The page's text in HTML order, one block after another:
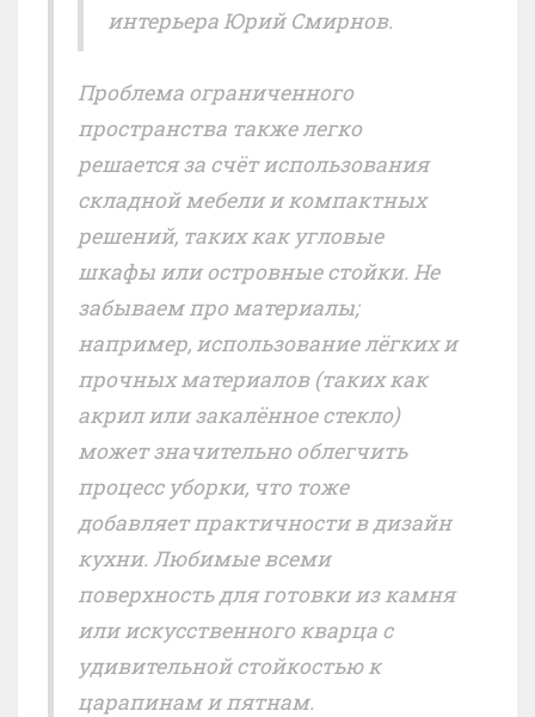
интерьера Юрий Смирнов.
Проблема ограниченного
пространства также легко
решается за счёт использования
складной мебели и компактных
решений, таких как угловые
шкафы или островные стойки. Не
забываем про материалы;
например, использование лёгких и
прочных материалов (таких как
акрил или закалённое стекло)
может значительно облегчить
процесс уборки, что тоже
добавляет практичности в дизайн
кухни. Любимые всеми
поверхность для готовки из камня
или искусственного кварца с
удивительной стойкостью к
царапинам и пятнам.